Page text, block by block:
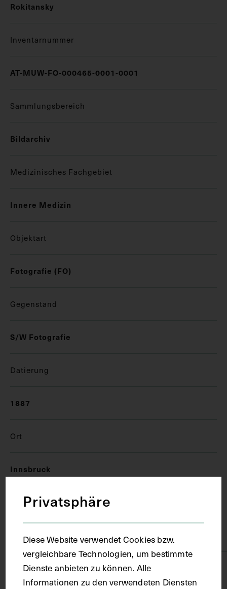
Rokitansky
Inventarnummer
AT-MUW-FO-000465-0001-0001
Sammlungsbereich
Bildarchiv
Medizinisches Fachgebiet
Innere Medizin
Objektart
Fotografie (FO)
Gegenstand
S/W Fotografie
Datierung
1887
Ort
Innsbruck
Material
Karton
Technik
Privatsphäre
Diese Website verwendet Cookies bzw.
vergleichbare Technologien, um bestimmte
Dienste anbieten zu können. Alle
Informationen zu den verwendeten Diensten